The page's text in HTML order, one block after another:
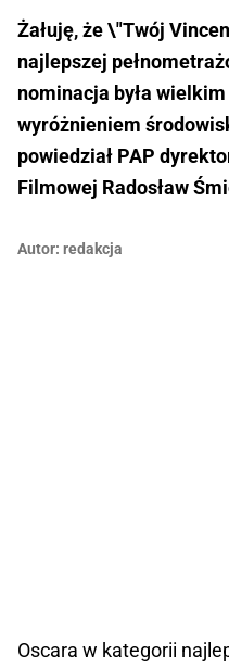
Żałuję, że \"Twój
najlepszej
nominacja była
wyróżnieniem
powiedział PAP
Filmowej Radosław
Autor: redakcja
Oscara w kategorii